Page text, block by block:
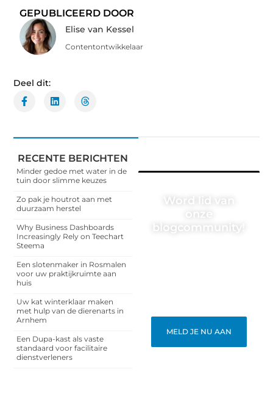
GEPUBLICEERD DOOR
Elise van Kessel
Contentontwikkelaar
Deel dit:
RECENTE BERICHTEN
Minder gedoe met water in de
tuin door slimme keuzes
Zo pak je houtrot aan met
duurzaam herstel
Why Business Dashboards
Increasingly Rely on Teechart
Steema
Een slotenmaker in Rosmalen
voor uw praktijkruimte aan
huis
Uw kat winterklaar maken
met hulp van de dierenarts in
Arnhem
Een Dupa-kast als vaste
standaard voor facilitaire
dienstverleners
Word lid van
onze
blogcommunity!
MELD JE NU AAN